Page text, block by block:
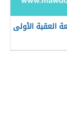
العقبة الأولى